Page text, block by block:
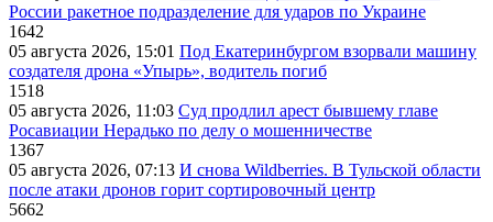
России ракетное подразделение для ударов по Украине
1642
05 августа 2026, 15:01 Под Екатеринбургом взорвали машину
создателя дрона «Упырь», водитель погиб
1518
05 августа 2026, 11:03 Суд продлил арест бывшему главе
Росавиации Нерадько по делу о мошенничестве
1367
05 августа 2026, 07:13 И снова Wildberries. В Тульской области
после атаки дронов горит сортировочный центр
5662